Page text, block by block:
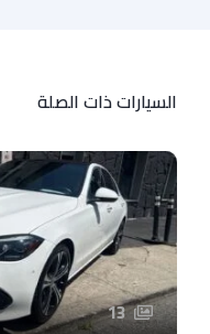
السيارات ذات الصلة
13